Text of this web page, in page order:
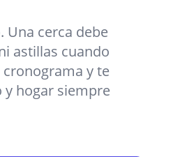
Una cerca debe
astillas cuando
y te
hogar siempre